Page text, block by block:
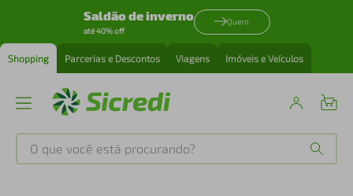
Saldão de inverno
até 40% off
Quero
Shopping Parcerias e Descontos Viagens Imóveis e Veículos
O que você está procurando?